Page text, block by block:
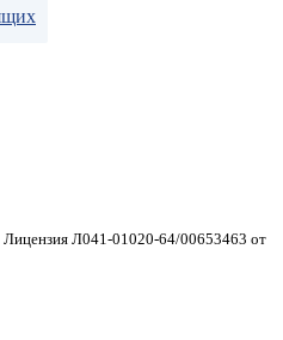
Лицензия Л041-01020-64/00653463 от